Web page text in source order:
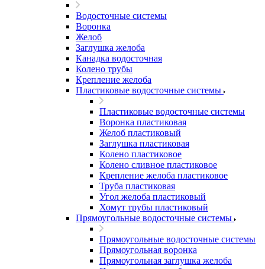
Водосточные системы
Воронка
Желоб
Заглушка желоба
Канадка водосточная
Колено трубы
Крепление желоба
Пластиковые водосточные системы
Пластиковые водосточные системы
Воронка пластиковая
Желоб пластиковый
Заглушка пластиковая
Колено пластиковое
Колено сливное пластиковое
Крепление желоба пластиковое
Труба пластиковая
Угол желоба пластиковый
Хомут трубы пластиковый
Прямоугольные водосточные системы
Прямоугольные водосточные системы
Прямоугольная воронка
Прямоугольная заглушка желоба